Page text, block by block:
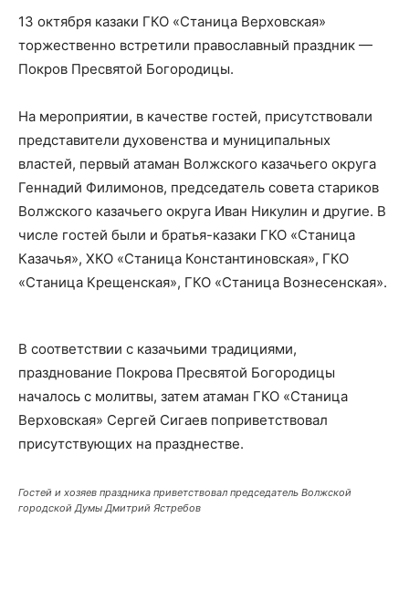
13 октября казаки ГКО «Станица Верховская»
торжественно встретили православный праздник —
Покров Пресвятой Богородицы.
На мероприятии, в качестве гостей, присутствовали
представители духовенства и муниципальных
властей, первый атаман Волжского казачьего округа
Геннадий Филимонов, председатель совета стариков
Волжского казачьего округа Иван Никулин и другие. В
числе гостей были и братья-казаки ГКО «Станица
Казачья», ХКО «Станица Константиновская», ГКО
«Станица Крещенская», ГКО «Станица Вознесенская».
В соответствии с казачьими традициями,
празднование Покрова Пресвятой Богородицы
началось с молитвы, затем атаман ГКО «Станица
Верховская» Сергей Сигаев поприветствовал
присутствующих на празднестве.
Гостей и хозяев праздника приветствовал председатель Волжской
городской Думы Дмитрий Ястребов